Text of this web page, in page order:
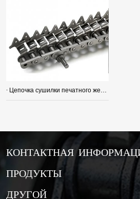
· Цепочка сушилки печатного железа
КОНТАКТНАЯ
ПРОДУКТЫ
ДРУГОЙ